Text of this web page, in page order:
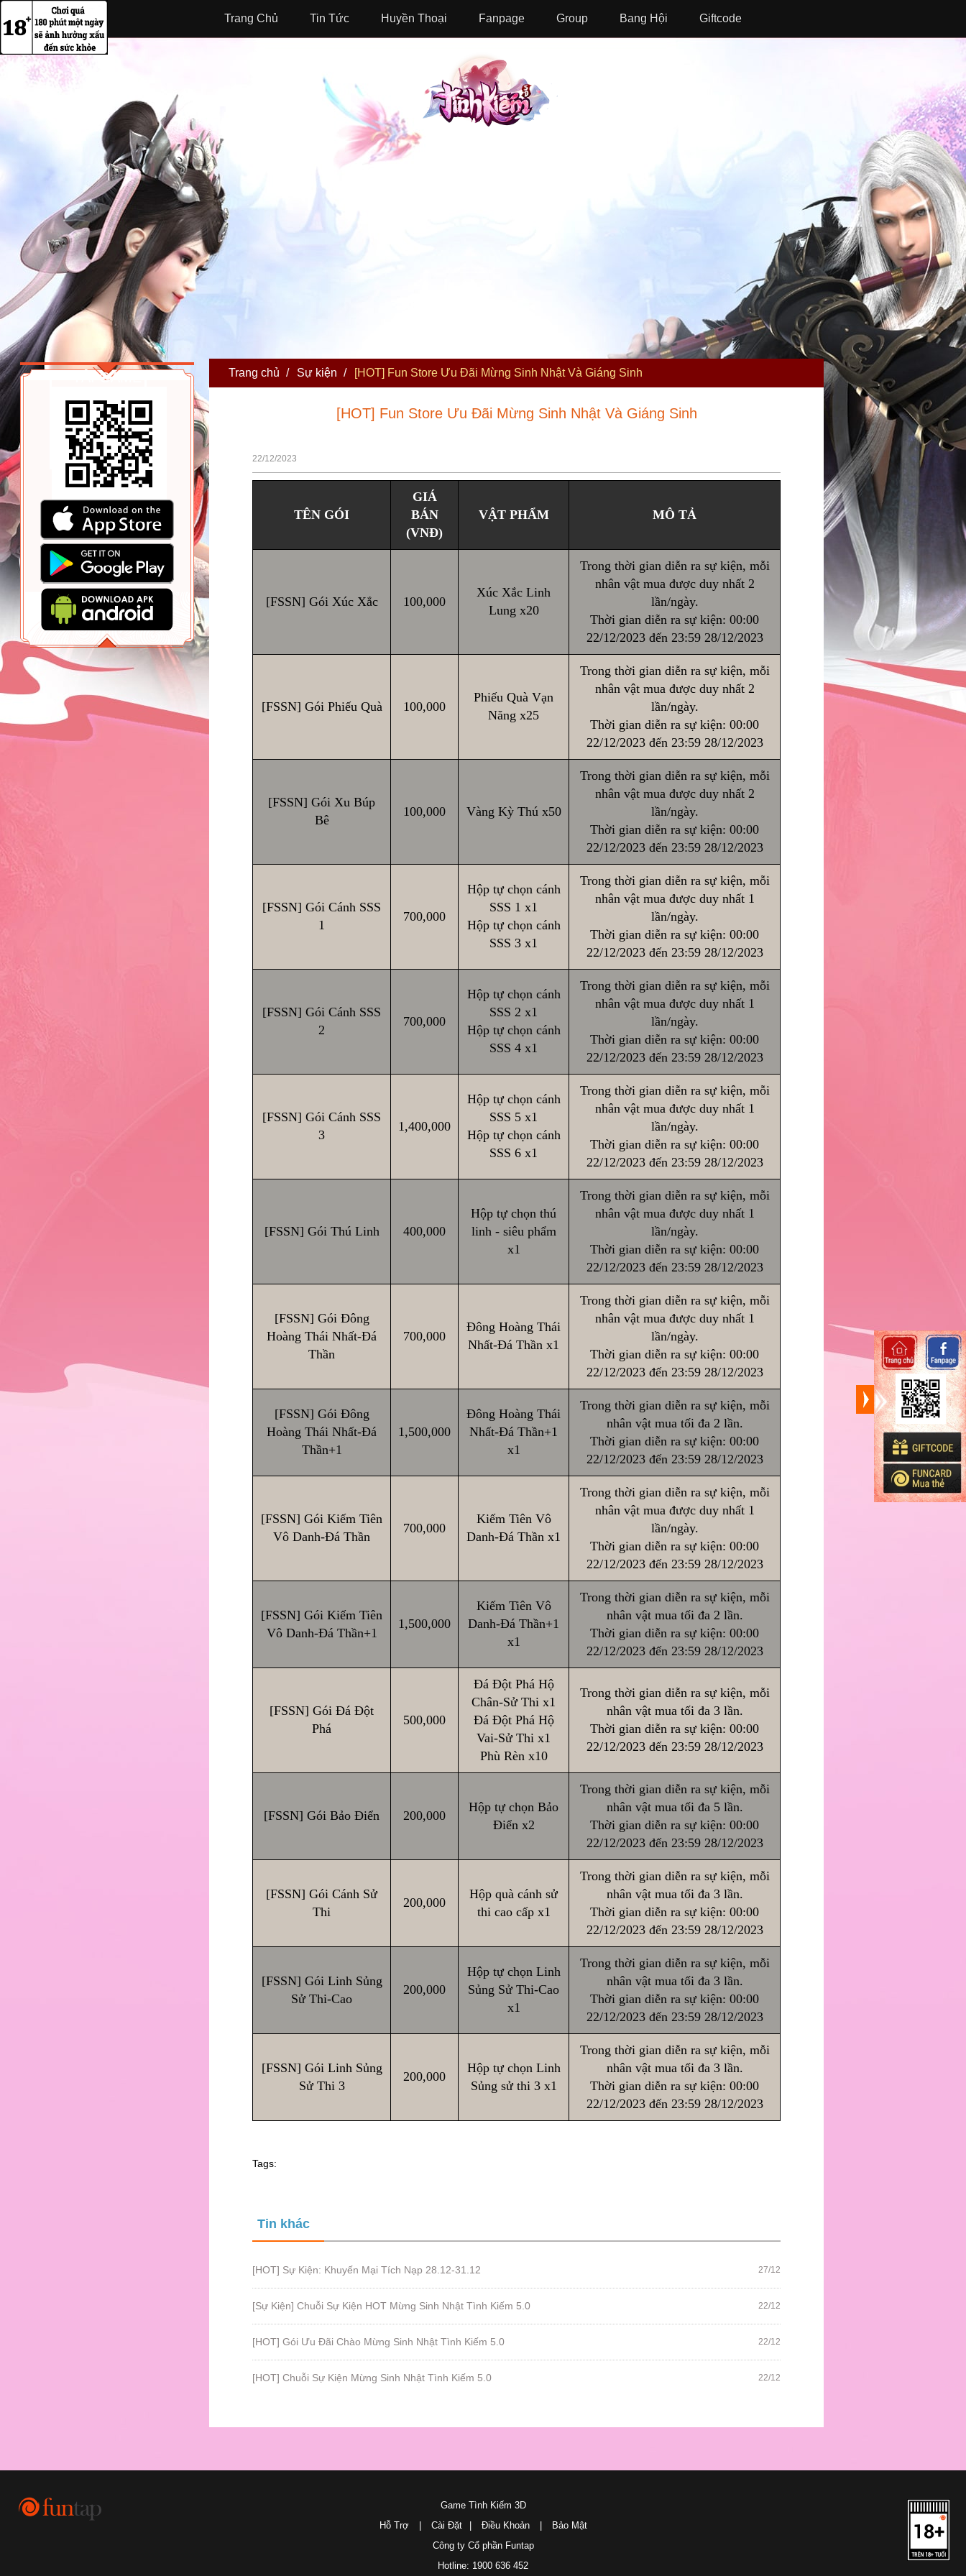
Trang Chủ Tin Tức Huyền Thoại Fanpage Group Bang Hội Giftcode
TẢI GAME Trang chủ / Sự kiện / [HOT] Fun Store Ưu Đãi Mừng Sinh Nhật Và Giáng Sinh
[HOT] Fun Store Ưu Đãi Mừng Sinh Nhật Và Giáng Sinh
22/12/2023
TÊN GÓI
GIÁ
BÁN
(VNĐ)
VẬT PHẨM MÔ TẢ
[FSSN] Gói Xúc Xắc 100,000
Xúc Xắc Linh
Lung x20
Trong thời gian diễn ra sự kiện, mỗi
nhân vật mua được duy nhất 2
lần/ngày.
Thời gian diễn ra sự kiện: 00:00
22/12/2023 đến 23:59 28/12/2023
[FSSN] Gói Phiếu Quà 100,000
Phiếu Quà Vạn
Năng x25
Trong thời gian diễn ra sự kiện, mỗi
nhân vật mua được duy nhất 2
lần/ngày.
Thời gian diễn ra sự kiện: 00:00
22/12/2023 đến 23:59 28/12/2023
[FSSN] Gói Xu Búp
Bê
100,000 Vàng Kỳ Thú x50
Trong thời gian diễn ra sự kiện, mỗi
nhân vật mua được duy nhất 2
lần/ngày.
Thời gian diễn ra sự kiện: 00:00
22/12/2023 đến 23:59 28/12/2023
[FSSN] Gói Cánh SSS
1
700,000
Hộp tự chọn cánh
SSS 1 x1
Hộp tự chọn cánh
SSS 3 x1
Trong thời gian diễn ra sự kiện, mỗi
nhân vật mua được duy nhất 1
lần/ngày.
Thời gian diễn ra sự kiện: 00:00
22/12/2023 đến 23:59 28/12/2023
[FSSN] Gói Cánh SSS
2
700,000
Hộp tự chọn cánh
SSS 2 x1
Hộp tự chọn cánh
SSS 4 x1
Trong thời gian diễn ra sự kiện, mỗi
nhân vật mua được duy nhất 1
lần/ngày.
Thời gian diễn ra sự kiện: 00:00
22/12/2023 đến 23:59 28/12/2023
[FSSN] Gói Cánh SSS
3
1,400,000
Hộp tự chọn cánh
SSS 5 x1
Hộp tự chọn cánh
SSS 6 x1
Trong thời gian diễn ra sự kiện, mỗi
nhân vật mua được duy nhất 1
lần/ngày.
Thời gian diễn ra sự kiện: 00:00
22/12/2023 đến 23:59 28/12/2023
[FSSN] Gói Thú Linh 400,000
Hộp tự chọn thú
linh - siêu phẩm
x1
Trong thời gian diễn ra sự kiện, mỗi
nhân vật mua được duy nhất 1
lần/ngày.
Thời gian diễn ra sự kiện: 00:00
22/12/2023 đến 23:59 28/12/2023
[FSSN] Gói Đông
Hoàng Thái Nhất-Đá
Thần
700,000
Đông Hoàng Thái
Nhất-Đá Thần x1
Trong thời gian diễn ra sự kiện, mỗi
nhân vật mua được duy nhất 1
lần/ngày.
Thời gian diễn ra sự kiện: 00:00
22/12/2023 đến 23:59 28/12/2023
[FSSN] Gói Đông
Hoàng Thái Nhất-Đá
Thần+1
1,500,000
Đông Hoàng Thái
Nhất-Đá Thần+1
x1
Trong thời gian diễn ra sự kiện, mỗi
nhân vật mua tối đa 2 lần.
Thời gian diễn ra sự kiện: 00:00
22/12/2023 đến 23:59 28/12/2023
[FSSN] Gói Kiếm Tiên
Vô Danh-Đá Thần
700,000
Kiếm Tiên Vô
Danh-Đá Thần x1
Trong thời gian diễn ra sự kiện, mỗi
nhân vật mua được duy nhất 1
lần/ngày.
Thời gian diễn ra sự kiện: 00:00
22/12/2023 đến 23:59 28/12/2023
[FSSN] Gói Kiếm Tiên
Vô Danh-Đá Thần+1
1,500,000
Kiếm Tiên Vô
Danh-Đá Thần+1
x1
Trong thời gian diễn ra sự kiện, mỗi
nhân vật mua tối đa 2 lần.
Thời gian diễn ra sự kiện: 00:00
22/12/2023 đến 23:59 28/12/2023
[FSSN] Gói Đá Đột
Phá
500,000
Đá Đột Phá Hộ
Chân-Sử Thi x1
Đá Đột Phá Hộ
Vai-Sử Thi x1
Phù Rèn x10
Trong thời gian diễn ra sự kiện, mỗi
nhân vật mua tối đa 3 lần.
Thời gian diễn ra sự kiện: 00:00
22/12/2023 đến 23:59 28/12/2023
[FSSN] Gói Bảo Điển 200,000
Hộp tự chọn Bảo
Điển x2
Trong thời gian diễn ra sự kiện, mỗi
nhân vật mua tối đa 5 lần.
Thời gian diễn ra sự kiện: 00:00
22/12/2023 đến 23:59 28/12/2023
[FSSN] Gói Cánh Sử
Thi
200,000
Hộp quà cánh sử
thi cao cấp x1
Trong thời gian diễn ra sự kiện, mỗi
nhân vật mua tối đa 3 lần.
Thời gian diễn ra sự kiện: 00:00
22/12/2023 đến 23:59 28/12/2023
[FSSN] Gói Linh Sủng
Sử Thi-Cao
200,000
Hộp tự chọn Linh
Sủng Sử Thi-Cao
x1
Trong thời gian diễn ra sự kiện, mỗi
nhân vật mua tối đa 3 lần.
Thời gian diễn ra sự kiện: 00:00
22/12/2023 đến 23:59 28/12/2023
[FSSN] Gói Linh Sủng
Sử Thi 3
200,000
Hộp tự chọn Linh
Sủng sử thi 3 x1
Trong thời gian diễn ra sự kiện, mỗi
nhân vật mua tối đa 3 lần.
Thời gian diễn ra sự kiện: 00:00
22/12/2023 đến 23:59 28/12/2023
Tags:
Tin khác
[HOT] Sự Kiện: Khuyến Mại Tích Nạp 28.12-31.12 27/12
[Sự Kiện] Chuỗi Sự Kiện HOT Mừng Sinh Nhật Tình Kiếm 5.0 22/12
[HOT] Gói Ưu Đãi Chào Mừng Sinh Nhật Tình Kiếm 5.0 22/12
[HOT] Chuỗi Sự Kiện Mừng Sinh Nhật Tình Kiếm 5.0 22/12
Game Tình Kiếm 3D
Hỗ Trợ
Cài Đặt Điều Khoản
Bảo Mật
Công ty Cổ phần Funtap
Hotline: 1900 636 452